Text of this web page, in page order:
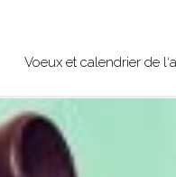
Voeux et calendrier de